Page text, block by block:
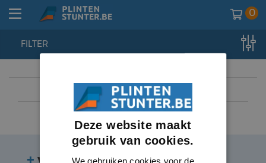
0
home //
FILTER
Deze website maakt
gebruik van cookies.
We gebruiken cookies voor de